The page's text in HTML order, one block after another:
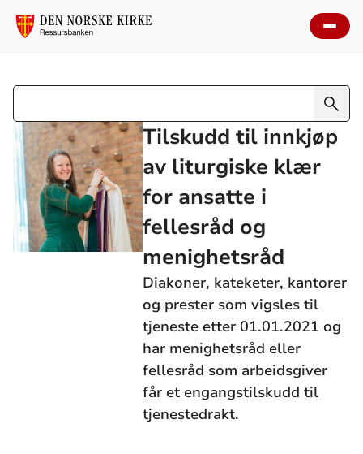
Tilskudd til innkjøp
av liturgiske klær
for ansatte i
fellesråd og
menighetsråd
Diakoner, kateketer, kantorer
og prester som vigsles til
tjeneste etter 01.01.2021 og
har menighetsråd eller
fellesråd som arbeidsgiver
får et engangstilskudd til
tjenestedrakt.